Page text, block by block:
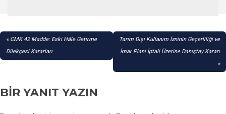
YAZI
GEZINMESI
CMK 42 Madde: Eski Hâle Getirme
Dilekçesi Kararları
Tarım Dışı Kullanım İzninin Geçerliliği ve
İmar Planı İptali Üzerine Danıştay Kararı
BIR YANIT YAZIN